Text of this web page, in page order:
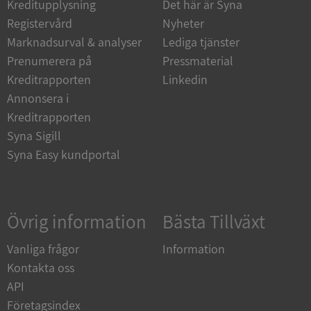
Kreditupplysning
Registervård
Marknadsurval & analyser
Prenumerera på
Kreditrapporten
Annonsera i
Kreditrapporten
Syna Sigill
Syna Easy kundportal
Det här är Syna
Nyheter
Lediga tjänster
Pressmaterial
Linkedin
Övrig information
Vanliga frågor
Kontakta oss
API
Företagsindex
Bästa Tillväxt
Information
Oklassificerade
Strikt nödvändiga kakor tillåter
kärnwebbplatsfunktioner som användarinloggning
och kontohantering. Webbplatsen kan inte
användas ordentligt utan strikt nödvändiga cookies.
Namn
Leverantör
VISITOR_PRIVACY_METADATA